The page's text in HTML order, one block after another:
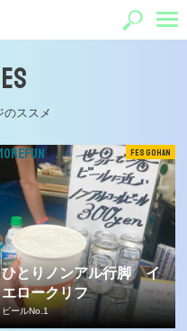
のススメ
FES GOHAN
ひとりノンアル行脚 イ
エロークリフ
ビールNo.1